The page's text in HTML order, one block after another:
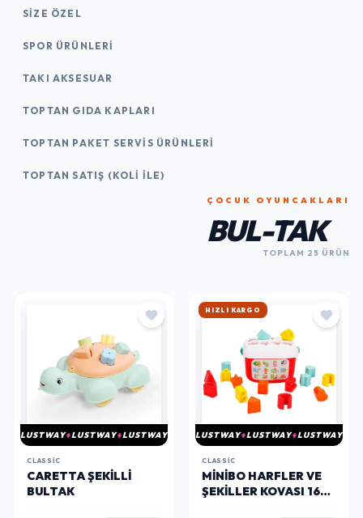
SIZE ÖZEL
SPOR ÜRÜNLERI
TAKI AKSESUAR
TOPTAN GIDA KAPLARI
TOPTAN PAKET SERVIS ÜRÜNLERI
TOPTAN SATIŞ (KOLI İLE)
ÇOCUK OYUNCAKLARI
BUL-TAK
TOPLAM 25 ÜRÜN
LUSTWAY LUSTWAY LUSTWAY
CLASSIC
CARETTA ŞEKILLI
BULTAK
HIZLI KARGO
LUSTWAY LUSTWAY LUSTWAY
CLASSIC
MINIBO HARFLER VE
ŞEKILLER KOVASI 16